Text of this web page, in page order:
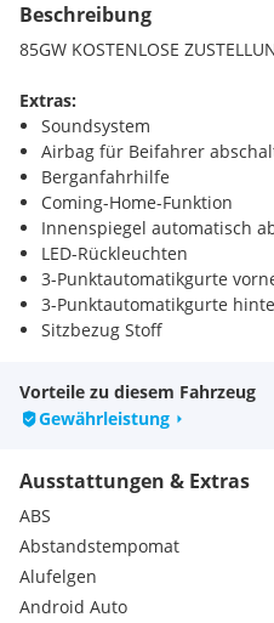
Beschreibung
85GW KOSTENLOSE
Extras:
Soundsystem
Airbag für Beifahrer
Berganfahrhilfe
Coming-Home-Funktion
Innenspiegel automatisch
LED-Rückleuchten
3-Punktautomatikgurte
3-Punktautomatikgurte
Sitzbezug Stoff
Rücksitzbank umklappbar
ASR
Bremsassistent
Climatronic
Dachantenne
Dachhimmel schwarz
Kofferraum beleuchtet
Tire Mobility Set
Kopfstützen im Fond
Vorteile zu diesem Fahrzeug
Gewährleistung
Ausstattungen & Extras
ABS
Abstandstempomat
Alufelgen
Android Auto